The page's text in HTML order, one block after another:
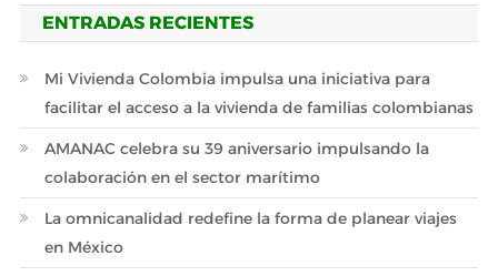
ENTRADAS RECIENTES
Mi Vivienda Colombia impulsa una iniciativa para
facilitar el acceso a la vivienda de familias colombianas
AMANAC celebra su 39 aniversario impulsando la
colaboración en el sector marítimo
La omnicanalidad redefine la forma de planear viajes
en México